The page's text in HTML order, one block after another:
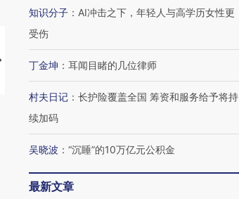
【推广】走进第四届链博
会，让数智科技“链”接产
【特别呈现】寻找100种
知识分子 ： AI冲击之下，年轻人与高学历女性更
受伤
丁金坤 ： 耳闻目睹的几位律师
村夫日记 ： 长护险覆盖全国 筹资和服务给予将持
续加码
吴晓波 ： “沉睡”的10万亿元公积金
最新文章